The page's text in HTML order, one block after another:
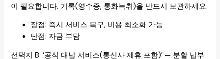
이 필요합니다. 기록(영수증, 통화녹취)을 반드시 보관하세요.
장점: 즉시 서비스 복구, 비용 최소화 가능
단점: 자금 부담
선택지 B: ‘공식 대납 서비스(통신사 제휴 포함)’ — 분할 납부